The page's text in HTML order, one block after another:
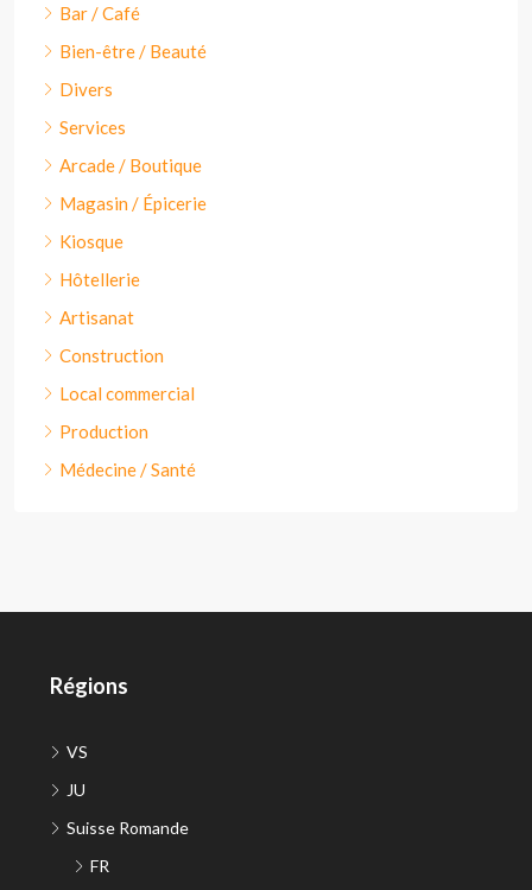
Bar / Café
Bien-être / Beauté
Divers
Services
Arcade / Boutique
Magasin / Épicerie
Kiosque
Hôtellerie
Artisanat
Construction
Local commercial
Production
Médecine / Santé
Régions
VS
JU
Suisse Romande
FR